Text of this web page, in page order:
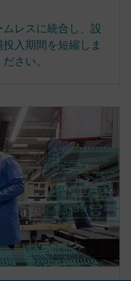
レスに統合し、設
入期間を短縮しま
さい。